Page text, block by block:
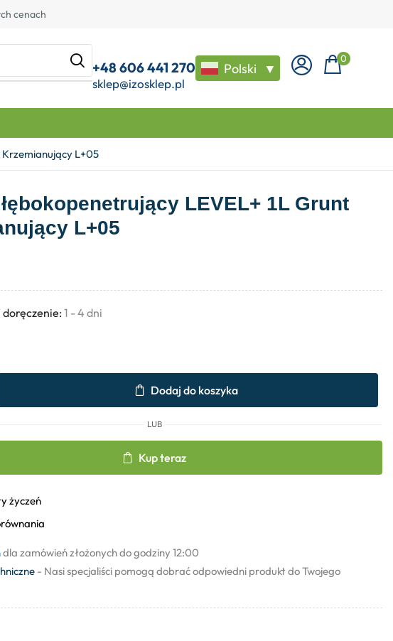
cenach
+48 606 441 270
sklep@izosklep.pl
Polski ▼
0
L+05
LEVEL+ 1L Grunt
L+05
1 - 4 dni
Dodaj do koszyka
LUB
Kup teraz
życzeń
dla zamówień złożonych do godziny 12:00
- Nasi specjaliści pomogą dobrać odpowiedni produkt do Twojego